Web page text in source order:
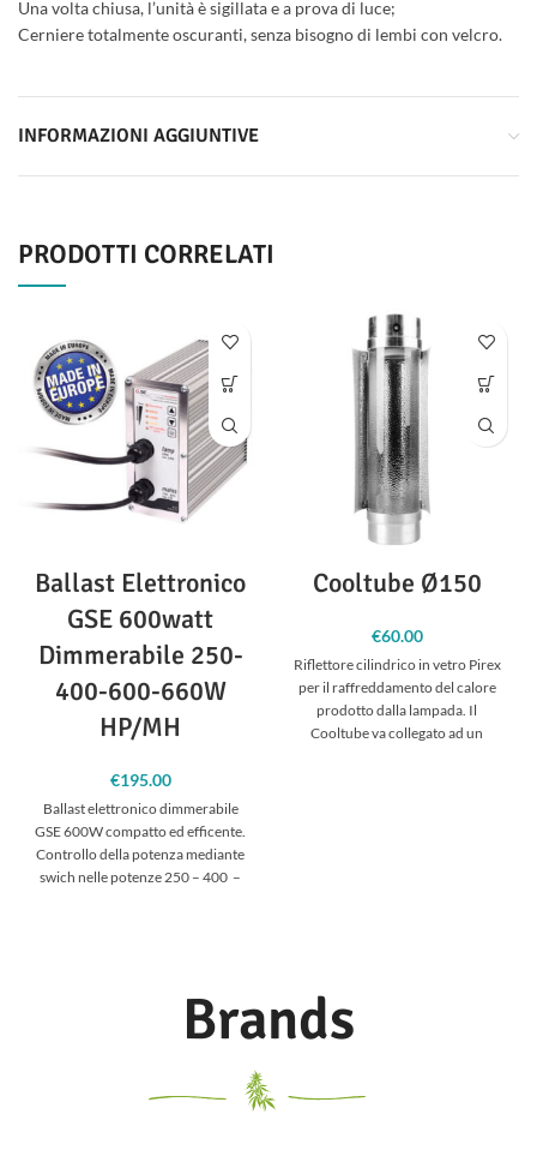
Una volta chiusa, l’unità è sigillata e a prova di luce;
Cerniere totalmente oscuranti, senza bisogno di lembi con velcro.
INFORMAZIONI AGGIUNTIVE
PRODOTTI CORRELATI
Ballast Elettronico
GSE 600watt
Dimmerabile 250-
400-600-660W
HP/MH
€195.00
Ballast elettronico dimmerabile
GSE 600W compatto ed efficente.
Controllo della potenza mediante
swich nelle potenze 250 – 400 –
Cooltube Ø150
€60.00
Riflettore cilindrico in vetro Pirex
per il raffreddamento del calore
prodotto dalla lampada. Il
Cooltube va collegato ad un
Brands